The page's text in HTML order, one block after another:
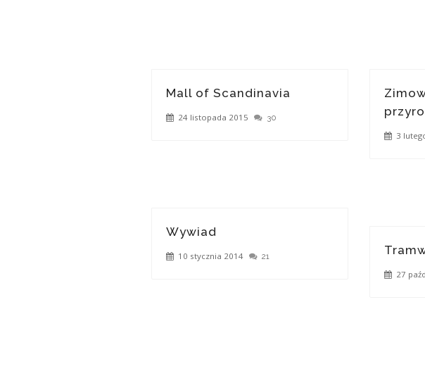
Mall of Scandinavia
24 listopada 2015 30
3
Wywiad
10 stycznia 2014 21
27